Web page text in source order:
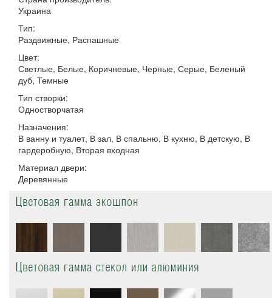
Украина
Тип:
Раздвижные, Распашные
Цвет:
Светлые, Белые, Коричневые, Черные, Серые, Беленый
дуб, Темные
Тип створки:
Одностворчатая
Назначения:
В ванну и туалет, В зал, В спальню, В кухню, В детскую, В
гардеробную, Вторая входная
Материал двери:
Деревянные